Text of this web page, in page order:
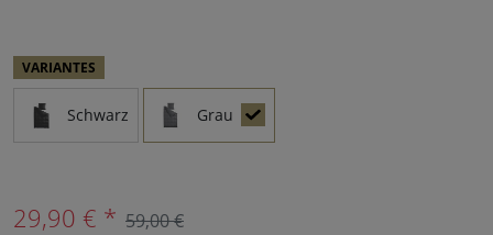
VARIANTES
Schwarz Grau
29,90 € * 59,00 €